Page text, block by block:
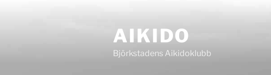
AIKIDO
Björkstadens Aikidoklubb